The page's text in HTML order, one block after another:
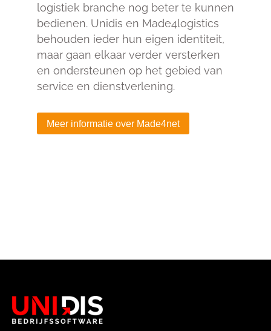
logistiek branche nog beter te kunnen
bedienen. Unidis en Made4logistics
behouden ieder hun eigen identiteit,
maar gaan elkaar verder versterken
en ondersteunen op het gebied van
service en dienstverlening.
Meer informatie over Made4net